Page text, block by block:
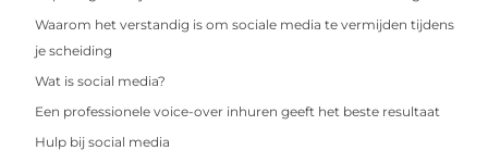
Waarom het verstandig is om sociale media te vermijden tijdens
je scheiding
Wat is social media?
Een professionele voice-over inhuren geeft het beste resultaat
Hulp bij social media